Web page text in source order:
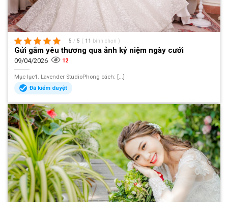
5 / 5 ( 11 bình chọn )
Gửi gắm yêu thương qua ảnh kỷ niệm ngày cưới
09/04/2026 12
Mục lục1. Lavender StudioPhong cách: [...]
Đã kiểm duyệt